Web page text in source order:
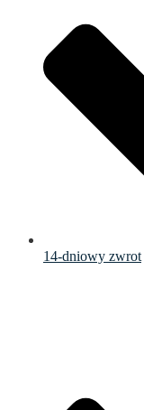
14-dniowy zwrot